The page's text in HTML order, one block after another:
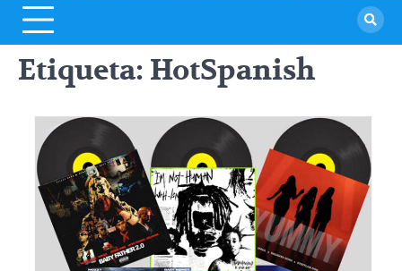
Etiqueta: HotSpanish